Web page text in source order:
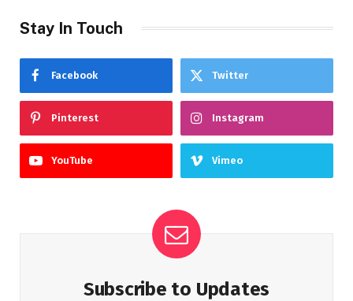
Stay In Touch
Facebook Twitter
Pinterest Instagram
YouTube Vimeo
Subscribe to Updates